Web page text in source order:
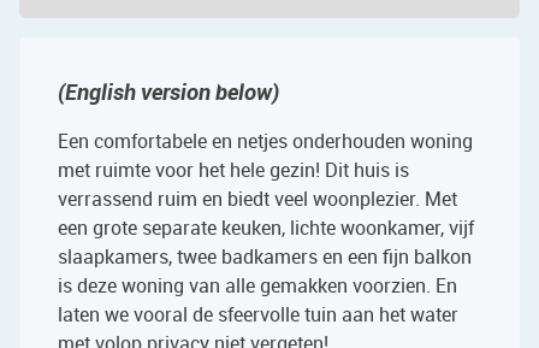
(English version below)
Een comfortabele en netjes onderhouden woning
met ruimte voor het hele gezin! Dit huis is
verrassend ruim en biedt veel woonplezier. Met
een grote separate keuken, lichte woonkamer, vijf
slaapkamers, twee badkamers en een fijn balkon
is deze woning van alle gemakken voorzien. En
laten we vooral de sfeervolle tuin aan het water